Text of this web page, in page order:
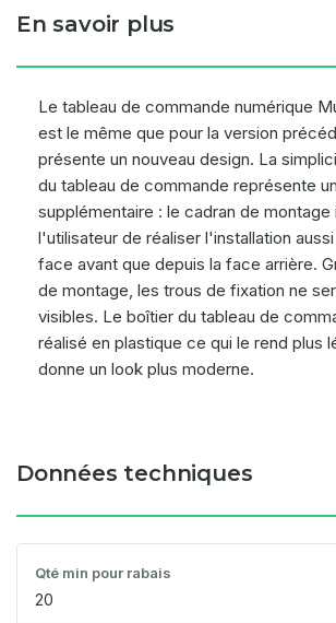
En savoir plus
Le tableau de commande numérique
est le même que pour la version
présente un nouveau design. La
du tableau de commande représente
supplémentaire : le cadran de montage
l'utilisateur de réaliser l'installation
face avant que depuis la face arrière.
de montage, les trous de fixation ne
visibles. Le boîtier du tableau de
réalisé en plastique ce qui le rend plus
donne un look plus moderne.
Données techniques
Qté min pour rabais
20